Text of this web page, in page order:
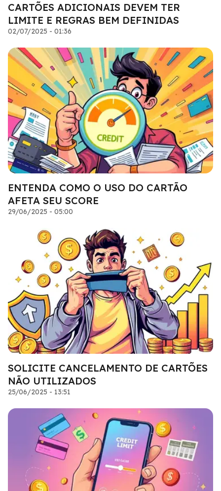
CARTÕES ADICIONAIS DEVEM TER
LIMITE E REGRAS BEM DEFINIDAS
02/07/2025 - 01:36
ENTENDA COMO O USO DO CARTÃO
AFETA SEU SCORE
29/06/2025 - 05:00
SOLICITE CANCELAMENTO DE CARTÕES
NÃO UTILIZADOS
25/06/2025 - 13:51